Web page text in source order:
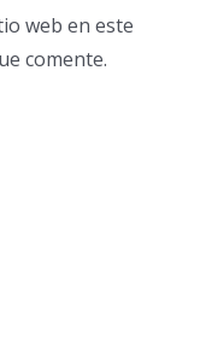
web en este
comente.